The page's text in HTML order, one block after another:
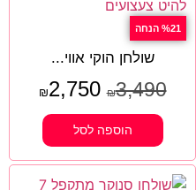
%21 הנחה
שולחן הוקי אווי...
₪3,490
₪2,750
הוספה לסל